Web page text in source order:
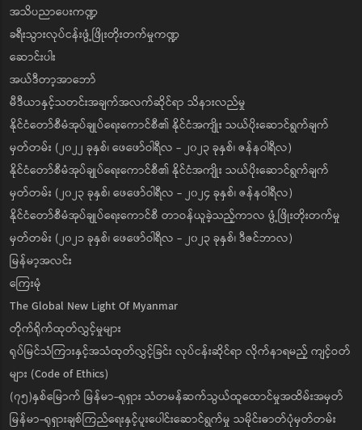
အသိပညာပေးကဏ္ဍ
ခရီးသွားလုပ်ငန်းဖွံ့ဖြိုးတိုးတက်မှုကဏ္ဍ
ဆောင်းပါး
အယ်ဒီတာ့အာဘော်
မီဒီယာနှင့်သတင်းအချက်အလက်ဆိုင်ရာ သိနားလည်မှု
နိုင်ငံတော်စီမံအုပ်ချုပ်ရေးကောင်စီ၏ နိုင်ငံအကျိုး သယ်ပိုးဆောင်ရွက်ချက်
မှတ်တမ်း (၂၀၂၂ ခုနှစ်၊ ဖေဖော်ဝါရီလ - ၂၀၂၃ ခုနှစ်၊ ဇန်နဝါရီလ)
နိုင်ငံတော်စီမံအုပ်ချုပ်ရေးကောင်စီ၏ နိုင်ငံအကျိုး သယ်ပိုးဆောင်ရွက်ချက်
မှတ်တမ်း (၂၀၂၃ ခုနှစ်၊ ဖေဖော်ဝါရီလ - ၂၀၂၄ ခုနှစ်၊ ဇန်နဝါရီလ)
နိုင်ငံတော်စီမံအုပ်ချုပ်ရေးကောင်စီ တာဝန်ယူခဲ့သည့်ကာလ ဖွံ့ဖြိုးတိုးတက်မှု
မှတ်တမ်း (၂၀၂၁ ခုနှစ်၊ ဖေဖော်ဝါရီလ - ၂၀၂၃ ခုနှစ်၊ ဒီဇင်ဘာလ)
မြန်မာ့အလင်း
ကြေးမုံ
The Global New Light Of Myanmar
တိုက်ရိုက်ထုတ်လွှင့်မှုများ
ရုပ်မြင်သံကြားနှင့်အသံထုတ်လွှင့်ခြင်း လုပ်ငန်းဆိုင်ရာ လိုက်နာရမည့် ကျင့်ဝတ်
များ (Code of Ethics)
(၇၅)နှစ်မြောက် မြန်မာ-ရုရှား သံတမန်ဆက်သွယ်ထူထောင်မှုအထိမ်းအမှတ်
မြန်မာ-ရုရှားချစ်ကြည်ရေးနှင့်ပူးပေါင်းဆောင်ရွက်မှု သမိုင်းဓာတ်ပုံမှတ်တမ်း